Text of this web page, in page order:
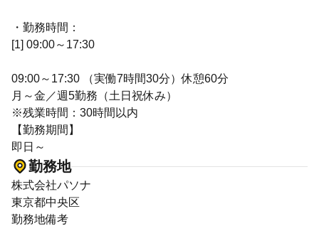
・勤務時間：
[1] 09:00～17:30
09:00～17:30 （実働7時間30分）休憩60分
月～金／週5勤務（土日祝休み）
※残業時間：30時間以内
【勤務期間】
即日～
勤務地
株式会社パソナ
東京都中央区
勤務地備考